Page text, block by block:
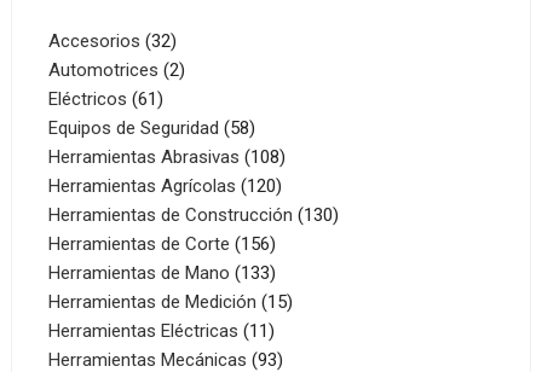
Accesorios 3232
productos
Automotrices 22
Eléctricos 6161
productos
Equipos de Seguridad 5858
productos
Herramientas Abrasivas 108108
productos
Herramientas Agrícolas 120120
productos
Herramientas de Construcción 130130
Herramientas de Corte 156156
productos
Herramientas de Mano 133133
productos
Herramientas de Medición 1515
Herramientas Eléctricas 1111
productos
Herramientas Mecánicas 9393